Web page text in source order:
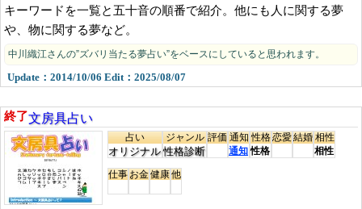
キーワードを一覧と五十音の順番で紹介。他にも人に関する夢
や、物に関する夢など。
中川織江さんの”ズバリ当たる夢占い”をベースにしていると思われます。
Update：2014/10/06 Edit：2025/08/07
終了文房具占い
占い
オリジナル
ジャンル
性格診断
評価通知
通知
性格
性格
恋愛結婚相性
相性
仕事お金健康他